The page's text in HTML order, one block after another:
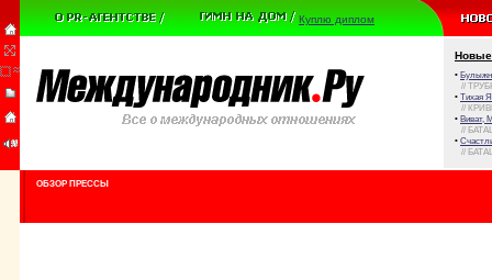
Куплю диплом
Новые
•
//
• Тихая
//
• Виват,
//
•
//
ОБЗОР ПРЕССЫ